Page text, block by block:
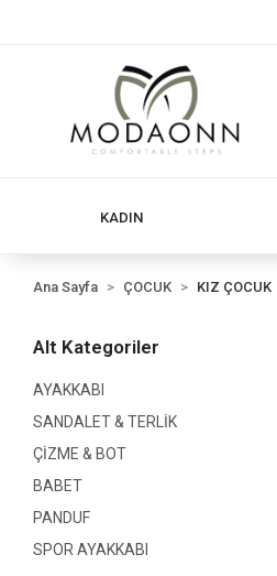
KADIN
Ana Sayfa ÇOCUK KIZ ÇOCUK
Alt Kategoriler
AYAKKABI
SANDALET & TERLİK
ÇİZME & BOT
BABET
PANDUF
SPOR AYAKKABI